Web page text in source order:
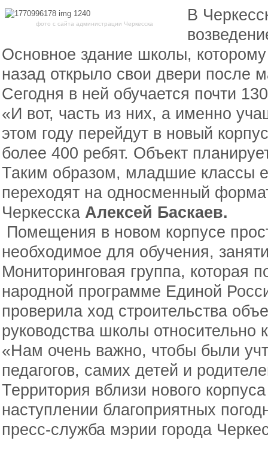
фото с сайта администрации Черкесска
В
Основное здание школы,
назад открыло свои двери после
Сегодня в ней обучается почти
«И вот, часть из них, а именно
этом году перейдут в новый
более 400 ребят. Объект
Таким образом, младшие классы
переходят на односменный
Черкесска Алексей Баскаев.
Помещения в новом корпусе
необходимое для обучения,
Мониторинговая группа, которая
народной программе Единой
проверила ход строительства
руководства школы относительно
«Нам очень важно, чтобы были
педагогов, самих детей и
Территория вблизи нового
наступлении благоприятных
пресс-служба мэрии города